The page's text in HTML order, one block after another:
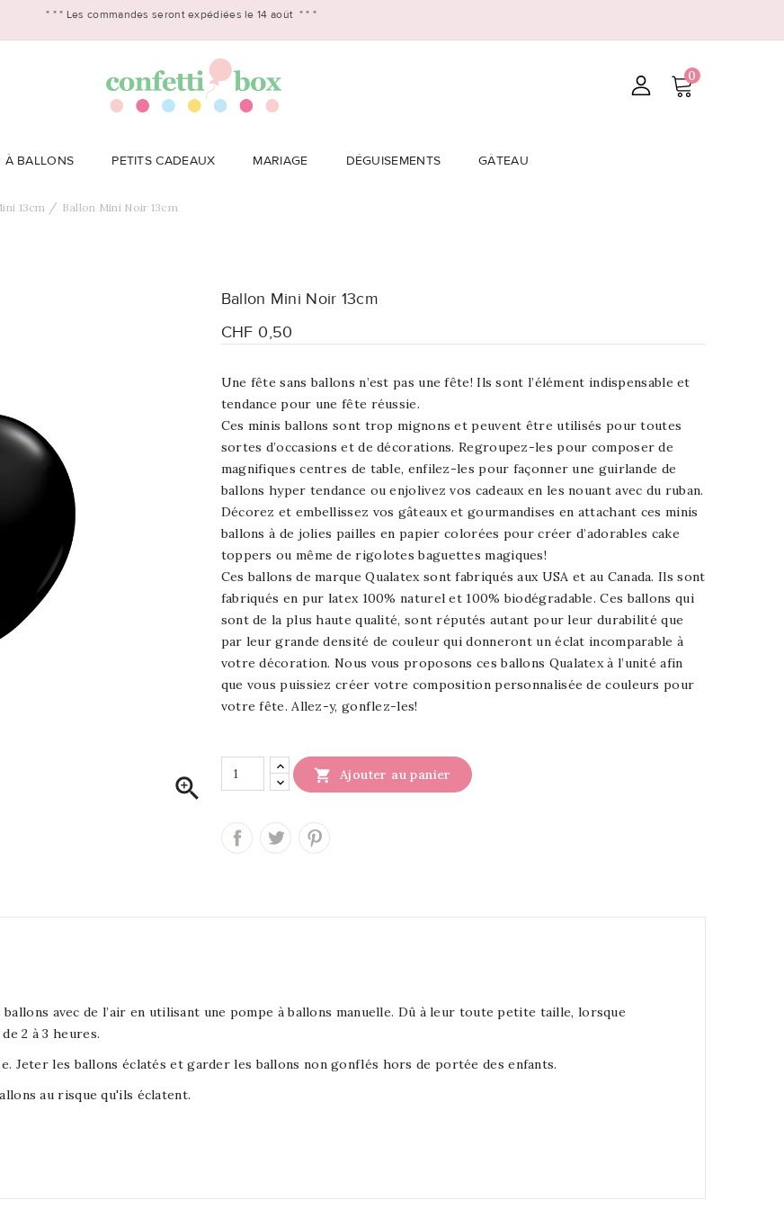
* * * Les commandes seront expédiées le 14 août * * *
0
À BALLONS PETITS CADEAUX MARIAGE DÉGUISEMENTS GÂTEAU
13cm Ballon Mini Noir 13cm

Ballon Mini Noir 13cm
CHF 0,50
Une fête sans ballons n’est pas une fête! Ils sont l’élément indispensable et
tendance pour une fête réussie.
Ces minis ballons sont trop mignons et peuvent être utilisés pour toutes
sortes d’occasions et de décorations. Regroupez-les pour composer de
magnifiques centres de table, enfilez-les pour façonner une guirlande de
ballons hyper tendance ou enjolivez vos cadeaux en les nouant avec du ruban.
Décorez et embellissez vos gâteaux et gourmandises en attachant ces minis
ballons à de jolies pailles en papier colorées pour créer d’adorables cake
toppers ou même de rigolotes baguettes magiques!
Ces ballons de marque Qualatex sont fabriqués aux USA et au Canada. Ils sont
fabriqués en pur latex 100% naturel et 100% biodégradable. Ces ballons qui
sont de la plus haute qualité, sont réputés autant pour leur durabilité que
par leur grande densité de couleur qui donneront un éclat incomparable à
votre décoration. Nous vous proposons ces ballons Qualatex à l’unité afin
que vous puissiez créer votre composition personnalisée de couleurs pour
votre fête. Allez-y, gonflez-les!
 Ajouter au panier
avec de l’air en utilisant une pompe à ballons manuelle. Dû à leur toute petite taille, lorsque
2 à 3 heures.
Jeter les ballons éclatés et garder les ballons non gonflés hors de portée des enfants.
au risque qu'ils éclatent.